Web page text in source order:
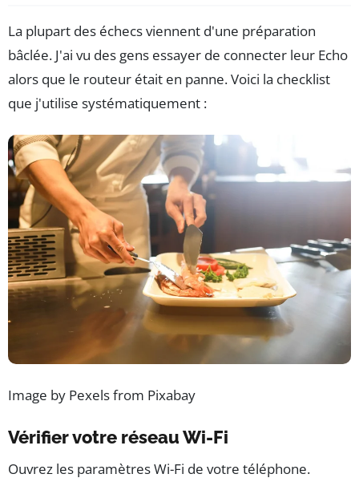
La plupart des échecs viennent d'une préparation
bâclée. J'ai vu des gens essayer de connecter leur Echo
alors que le routeur était en panne. Voici la checklist
que j'utilise systématiquement :
Image by Pexels from Pixabay
Vérifier votre réseau Wi-Fi
Ouvrez les paramètres Wi-Fi de votre téléphone.